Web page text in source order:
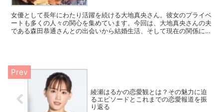
女優として長年にわたり活躍を続ける大地真央さん。彼女のプライベ
ートも多くの人々の関心を集めています。今回は、大地真央さんの夫
である森田恭通さんとの出会いから結婚生活、そして現在の関係につ
綾瀬はるかの恋愛観とは？その魅力に迫
るエピソードとこれまでの恋愛報道を振
り返る